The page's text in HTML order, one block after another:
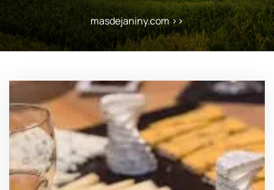
masdejaniny.com>>